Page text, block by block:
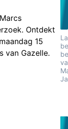
Ontdekt
15
van Gazelle.